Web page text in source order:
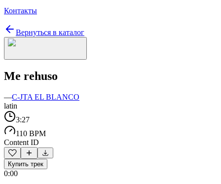
Контакты
Вернуться в каталог
Me rehuso
—C-JTA EL BLANCO
latin
3:27
110 BPM
Content ID
Купить трек
0:00